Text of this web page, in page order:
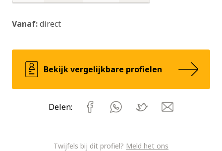
Nee
Nee
Nee
Vanaf:direct
Bekijk vergelijkbare profielen
Delen:
Twijfels bij dit profiel? Meld het ons